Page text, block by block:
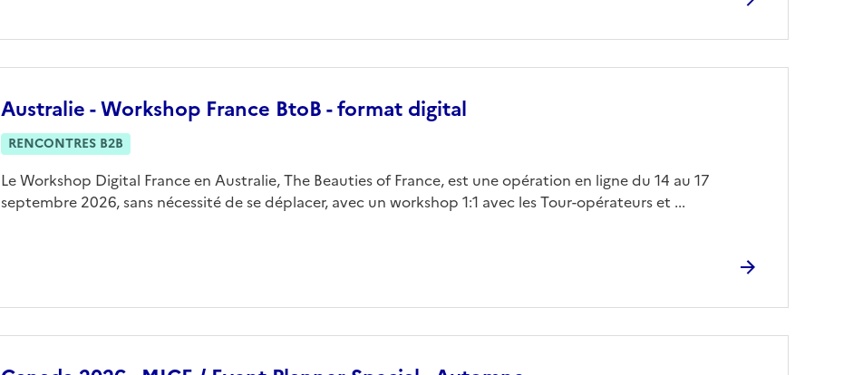
Australie - Workshop France BtoB - format digital
RENCONTRES B2B
Le Workshop Digital France en Australie, The Beauties of France, est une opération en ligne du 14 au 17
septembre 2026, sans nécessité de se déplacer, avec un workshop 1:1 avec les Tour-opérateurs et ...